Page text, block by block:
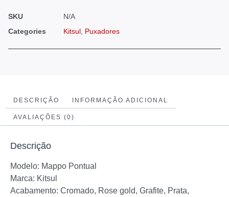
SKU
N/A
Categories
Kitsul Puxadores
DESCRIÇÃO INFORMAÇÃO ADICIONAL
AVALIAÇÕES (0)
Descrição
Modelo: Mappo Pontual
Marca: Kitsul
Acabamento: Cromado, Rose gold, Grafite, Prata,